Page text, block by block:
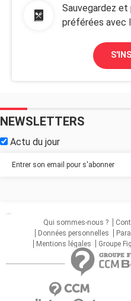
Sauvegardez
préférées avec
NEWSLETTERS
Actu du jour
...
Qui sommes-nous ?
Données personnelles
Mentions légales
Groupe